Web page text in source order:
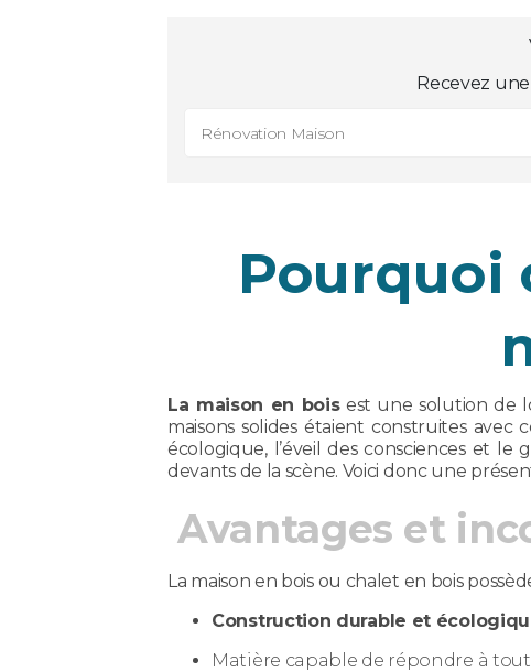
Recevez
Rénovation Maison
Pourquoi
La maison en boisest une solution de
maisons solides étaient construites
écologique, l’éveil des consciences et
devants de la scène. Voici donc une
Avantages et
La maison en bois ou chalet en bois
Construction durable et
Matière capable de répondre à